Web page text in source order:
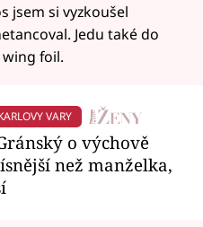
jsem si vyzkoušel
Jedu také do
foil.
VARY
o výchově
než manželka,